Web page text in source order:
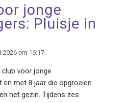
jonge
Pluisje in
2026 om 16:17
club voor jonge
met 8 jaar die opgroeien
het gezin. Tijdens zes